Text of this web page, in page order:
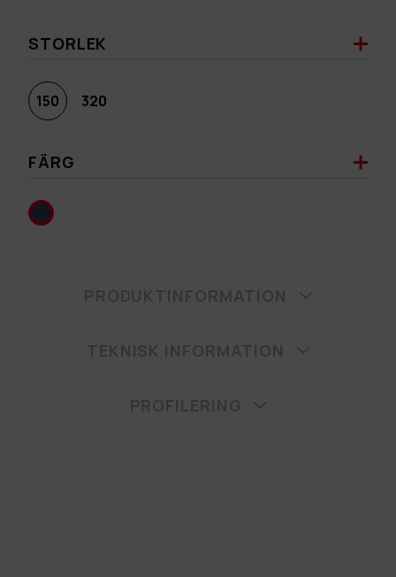
STORLEK
150 320
FÄRG